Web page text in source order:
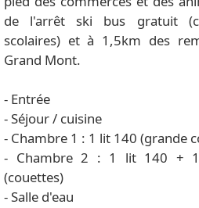
de l'arrêt ski bus gratuit
scolaires) et à 1,5km des
Grand Mont.
- Entrée
- Séjour / cuisine
- Chambre 1 : 1 lit 140 (grande
- Chambre 2 : 1 lit 140 +
(couettes)
- Salle d'eau